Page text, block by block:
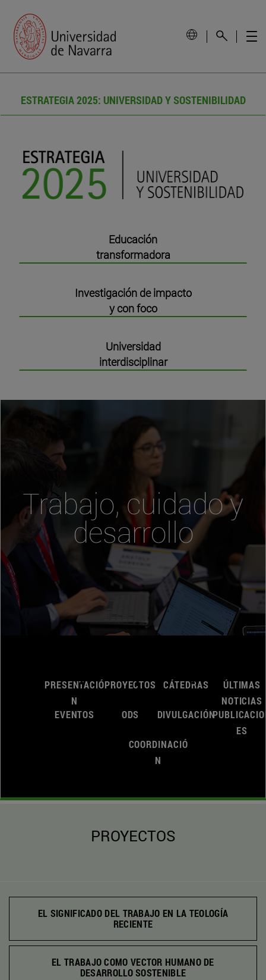
ESTRATEGIA 2025: UNIVERSIDAD Y SOSTENIBILIDAD
Educación
transformadora
Investigación de impacto
y con foco
Universidad
interdisciplinar
Trabajo, cuidado y
desarrollo
PRESENTACIÓ
N
PROYECTOS CÁTEDRAS
ÚLTIMAS
NOTICIAS
EVENTOS
ODS DIVULGACIÓN
ES
COORDINACIÓ
N
PROYECTOS
EL SIGNIFICADO DEL TRABAJO EN LA TEOLOGÍA
RECIENTE
EL TRABAJO COMO VECTOR HUMANO DE
DESARROLLO SOSTENIBLE